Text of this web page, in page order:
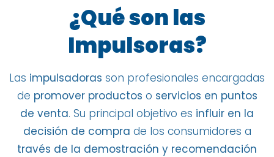
¿Qué son las
Impulsoras?
Las impulsadoras son profesionales encargadas
de promover productos o servicios en puntos
de venta. Su principal objetivo es influir en la
decisión de compra de los consumidores a
través de la demostración y recomendación